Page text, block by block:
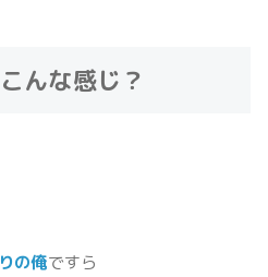
んな感じ？
の俺ですら